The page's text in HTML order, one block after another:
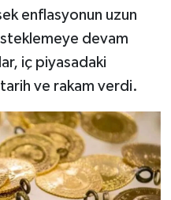
enflasyonun uzun
devam
iç piyasadaki
tarih ve rakam verdi.